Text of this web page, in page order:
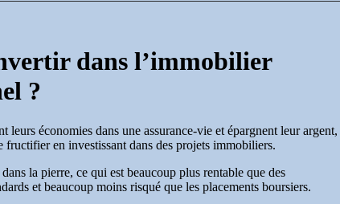
dans l’immobilier
?
leurs économies dans une assurance-vie et épargnent leur argent,
fructifier en investissant dans des projets immobiliers.
la pierre, ce qui est beaucoup plus rentable que des
et beaucoup moins risqué que les placements boursiers.